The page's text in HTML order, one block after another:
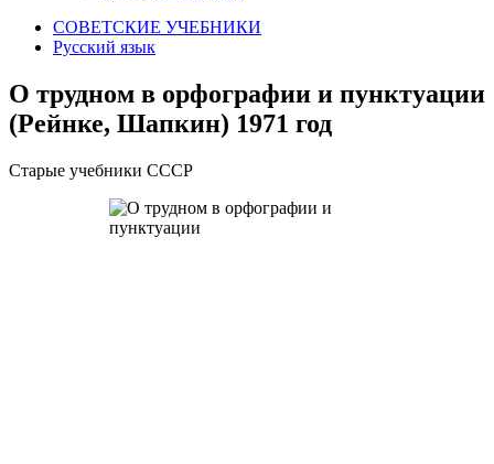
СОВЕТСКИЕ УЧЕБНИКИ
Русский язык
О трудном в орфографии и пунктуации
(Рейнке, Шапкин) 1971 год
Старые учебники СССР